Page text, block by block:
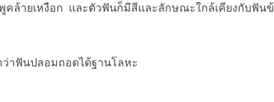
ายเหงือก และตัวฟันก็มีสีและลักษณะใกล้เคียงกับฟันข้
าฟันปลอมถอดได้ฐานโลหะ